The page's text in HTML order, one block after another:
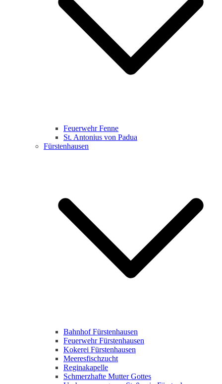
Feuerwehr Fenne
St. Antonius von Padua
Fürstenhausen
Bahnhof Fürstenhausen
Feuerwehr Fürstenhausen
Kokerei Fürstenhausen
Meeresfischzucht
Reginakapelle
Schmerzhafte Mutter Gottes